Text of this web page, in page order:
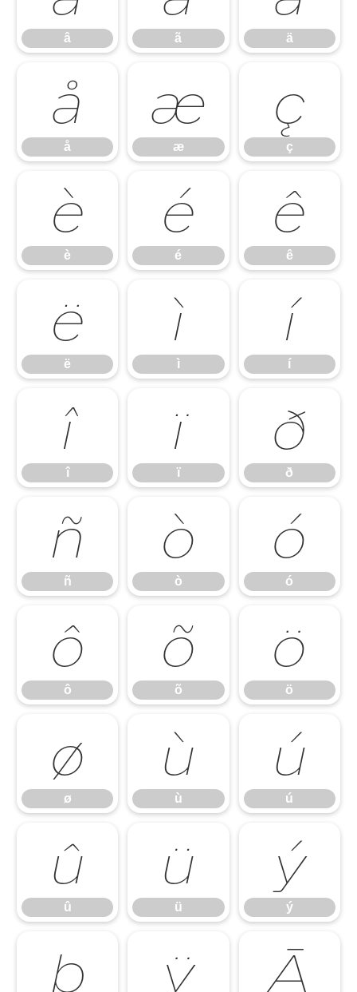
â ã ä
å
å
æ
æ
ç
ç
è
è
é
é
ê
ê
ë
ë
ì
ì
í
í
î
î
ï
ï
ð
ð
ñ
ñ
ò
ò
ó
ó
ô
ô
õ
õ
ö
ö
ø
ø
ù
ù
ú
ú
û
û
ü
ü
ý
ý
þ ÿ Ā